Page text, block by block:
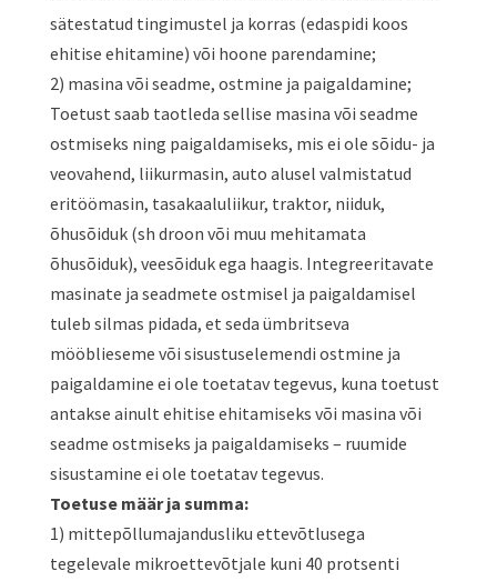
sätestatud tingimustel ja korras (edaspidi koos
ehitise ehitamine) või hoone parendamine;
2) masina või seadme, ostmine ja paigaldamine;
Toetust saab taotleda sellise masina või seadme
ostmiseks ning paigaldamiseks, mis ei ole sõidu- ja
veovahend, liikurmasin, auto alusel valmistatud
eritöömasin, tasakaaluliikur, traktor, niiduk,
õhusõiduk (sh droon või muu mehitamata
õhusõiduk), veesõiduk ega haagis. Integreeritavate
masinate ja seadmete ostmisel ja paigaldamisel
tuleb silmas pidada, et seda ümbritseva
mööblieseme või sisustuselemendi ostmine ja
paigaldamine ei ole toetatav tegevus, kuna toetust
antakse ainult ehitise ehitamiseks või masina või
seadme ostmiseks ja paigaldamiseks – ruumide
sisustamine ei ole toetatav tegevus.
Toetuse määr ja summa:
1) mittepõllumajandusliku ettevõtlusega
tegelevale mikroettevõtjale kuni 40 protsenti